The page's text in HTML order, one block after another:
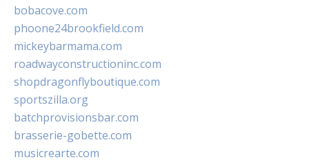
bobacove.com
phoone24brookfield.com
mickeybarmama.com
roadwayconstructioninc.com
shopdragonflyboutique.com
sportszilla.org
batchprovisionsbar.com
brasserie-gobette.com
musicrearte.com